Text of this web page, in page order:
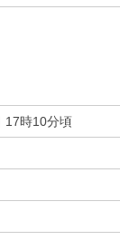
17時10分頃